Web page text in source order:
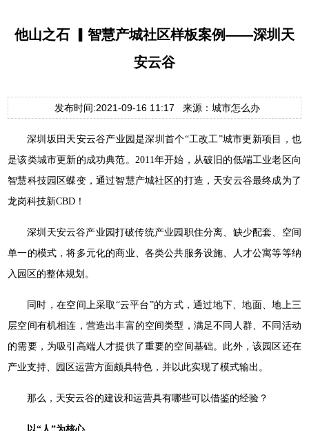
他山之石 ▎智慧产城社区样板案例——深圳天
安云谷
发布时间:2021-09-16 11:17 来源：城市怎么办
深圳坂田天安云谷产业园是深圳首个“工改工”城市更新项目，也
是该类城市更新的成功典范。2011年开始，从破旧的低端工业老区向
智慧科技园区蝶变，通过智慧产城社区的打造，天安云谷最终成为了
龙岗科技新CBD！
深圳天安云谷产业园打破传统产业园职住分离、缺少配套、空间
单一的模式，将多元化的商业、各类公共服务设施、人才公寓等等纳
入园区的整体规划。
同时，在空间上采取“云平台”的方式，通过地下、地面、地上三
层空间有机相连，营造出丰富的空间类型，满足不同人群、不同活动
的需要，为吸引高端人才提供了重要的空间基础。此外，该园区还在
产业支持、园区运营方面颇具特色，并以此实现了模式输出。
那么，天安云谷的建设和运营具有哪些可以借鉴的经验？